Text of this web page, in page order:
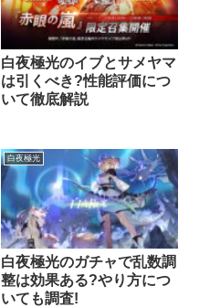
白夜極光のイブとサメヤマ
は引くべき?性能評価につ
いて徹底解説
白夜極光
白夜極光のガチャで乱数調
整は効果ある?やり方につ
いても調査!